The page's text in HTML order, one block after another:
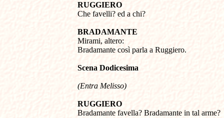
RUGGIERO
Che favelli? ed a chi?
BRADAMANTE
Mirami, altero:
Bradamante così parla a Ruggiero.
Scena Dodicesima
(Entra Melisso)
RUGGIERO
Bradamante favella? Bradamante in tal arme?